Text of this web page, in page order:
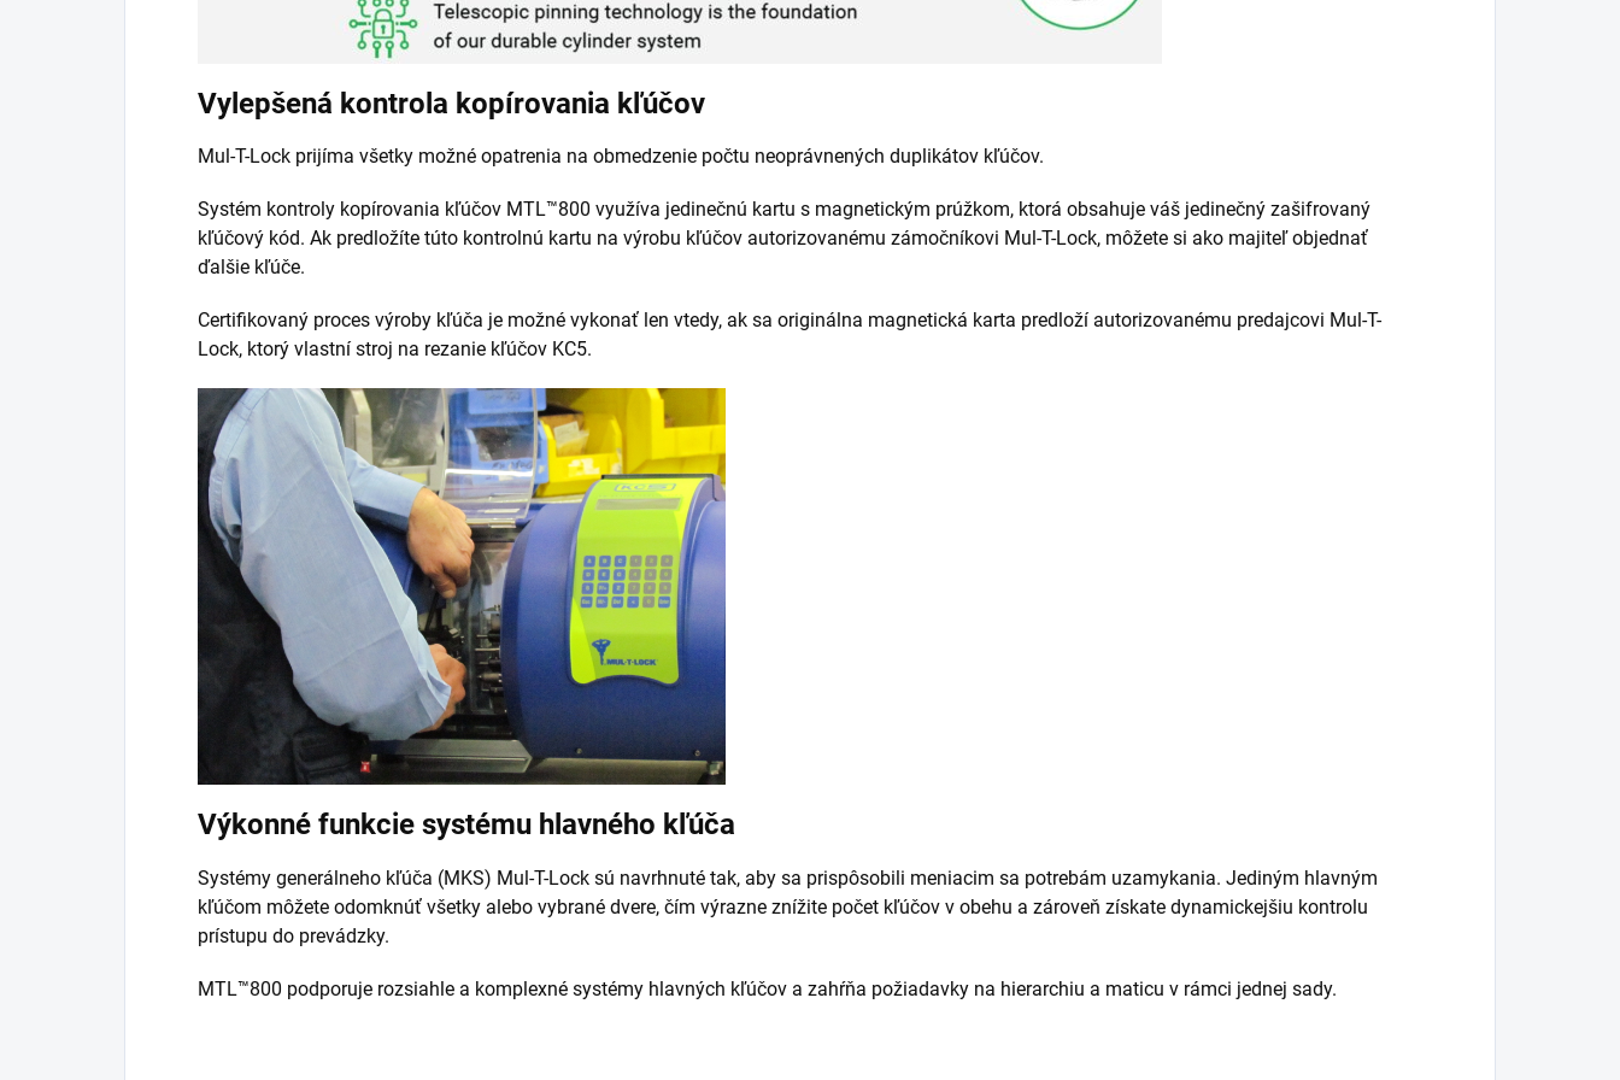
Vylepšená kontrola kopírovania kľúčov
Mul-T-Lock prijíma všetky možné opatrenia na obmedzenie počtu neoprávnených duplikátov kľúčov.
Systém kontroly kopírovania kľúčov MTL™800 využíva jedinečnú kartu s magnetickým prúžkom, ktorá obsahuje váš jedinečný zašifrovaný
kľúčový kód. Ak predložíte túto kontrolnú kartu na výrobu kľúčov autorizovanému zámočníkovi Mul-T-Lock, môžete si ako majiteľ objednať
ďalšie kľúče.
Certifikovaný proces výroby kľúča je možné vykonať len vtedy, ak sa originálna magnetická karta predloží autorizovanému predajcovi Mul-T-
Lock, ktorý vlastní stroj na rezanie kľúčov KC5.
Výkonné funkcie systému hlavného kľúča
Systémy generálneho kľúča (MKS) Mul-T-Lock sú navrhnuté tak, aby sa prispôsobili meniacim sa potrebám uzamykania. Jediným hlavným
kľúčom môžete odomknúť všetky alebo vybrané dvere, čím výrazne znížite počet kľúčov v obehu a zároveň získate dynamickejšiu kontrolu
prístupu do prevádzky.
MTL™800 podporuje rozsiahle a komplexné systémy hlavných kľúčov a zahŕňa požiadavky na hierarchiu a maticu v rámci jednej sady.